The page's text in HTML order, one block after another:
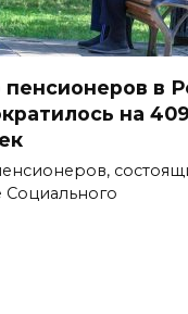
в
на
Социального